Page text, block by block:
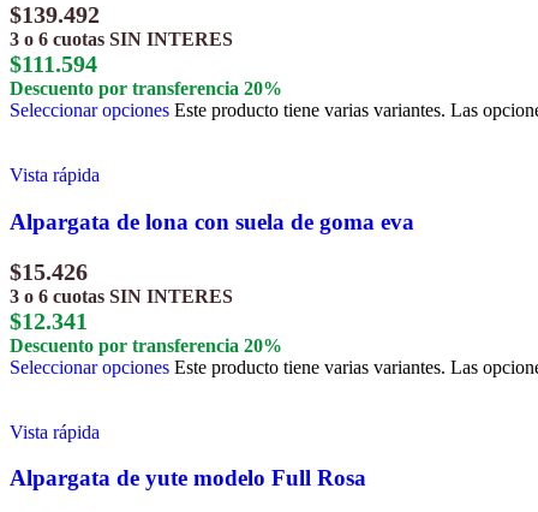
$139.492
3 o 6 cuotas SIN INTERES
$111.594
Descuento por transferencia 20%
Seleccionar opciones Este producto tiene varias variantes. Las
Vista rápida
Alpargata de lona con suela de goma eva
$15.426
3 o 6 cuotas SIN INTERES
$12.341
Descuento por transferencia 20%
Seleccionar opciones Este producto tiene varias variantes. Las
Vista rápida
Alpargata de yute modelo Full Rosa